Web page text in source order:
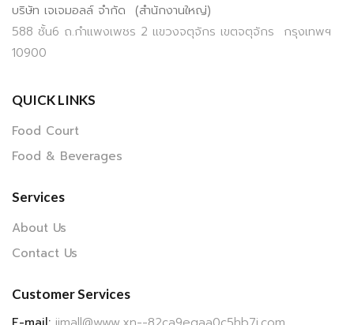
บริษัท เจเจมอลล์ จำกัด (สำนักงานใหญ่)
588 ชั้น6 ถ.กำแพงเพชร 2 แขวงจตุจักร เขตจตุจักร กรุงเทพฯ
10900
QUICK LINKS
Food Court
Food & Beverages
Services
About Us
Contact Us
Customer Services